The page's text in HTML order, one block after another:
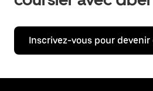
Inscrivez-vous pour devenir